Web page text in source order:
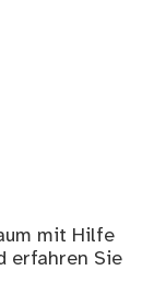
mit Hilfe
erfahren Sie